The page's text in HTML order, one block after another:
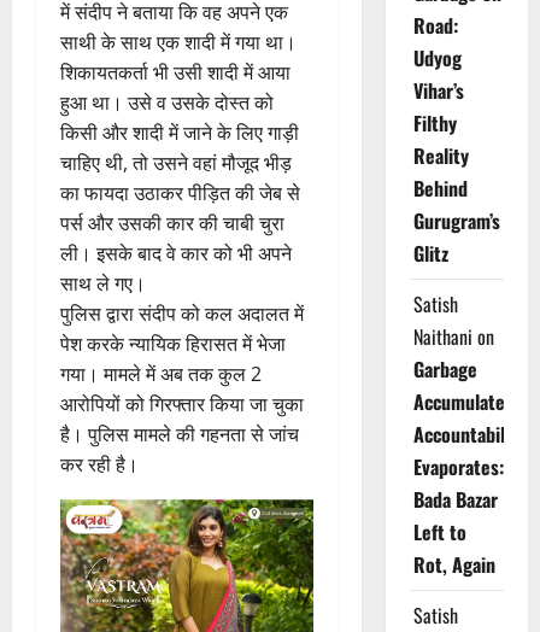
में संदीप ने बताया कि वह अपने एक
साथी के साथ एक शादी में गया था।
शिकायतकर्ता भी उसी शादी में आया
हुआ था। उसे व उसके दोस्त को
किसी और शादी में जाने के लिए गाड़ी
चाहिए थी, तो उसने वहां मौजूद भीड़
का फायदा उठाकर पीड़ित की जेब से
पर्स और उसकी कार की चाबी चुरा
ली। इसके बाद वे कार को भी अपने
साथ ले गए।
पुलिस द्वारा संदीप को कल अदालत में
पेश करके न्यायिक हिरासत में भेजा
गया। मामले में अब तक कुल 2
आरोपियों को गिरफ्तार किया जा चुका
है। पुलिस मामले की गहनता से जांच
कर रही है।
Road:
Udyog
Vihar’s
Filthy
Reality
Behind
Gurugram’s
Glitz
Satish
Naithani on
Garbage
Accumulates,
Accountability
Evaporates:
Bada Bazar
Left to
Rot, Again
Satish